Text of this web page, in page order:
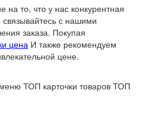
то, что у нас конкурентная
связывайтесь с нашими
заказа. Покупая
цена И также рекомендуем
цене.
ТОП карточки товаров ТОП